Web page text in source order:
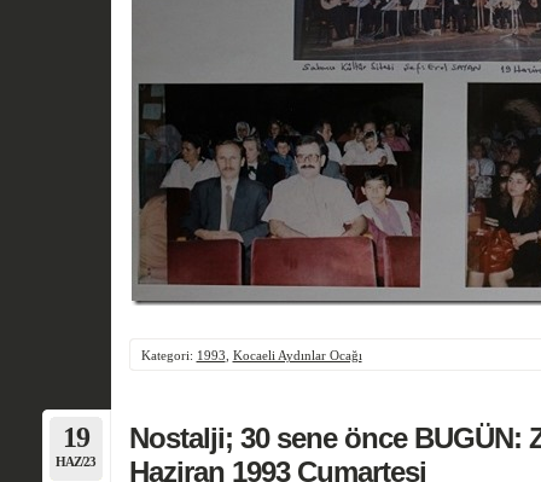
Kategori: 1993 Kocaeli Aydınlar Ocağı
19
HAZ/23
Nostalji; 30 sene önce BUGÜN:
Haziran 1993 Cumartesi